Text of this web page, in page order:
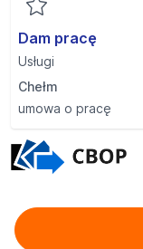
Dam pracę
Usługi
Chełm
umowa o pracę